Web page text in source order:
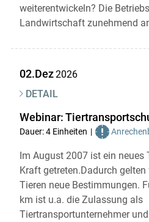
weiterentwickeln? Die
Landwirtschaft zunehmend
02.Dez2026
DETAIL
Webinar:
Dauer: 4 Einheiten
Im August 2007 ist ein neues
Kraft getreten.Dadurch
Tieren neue Bestimmungen.
km ist u.a. die Zulassung als
Tiertransportunternehmer